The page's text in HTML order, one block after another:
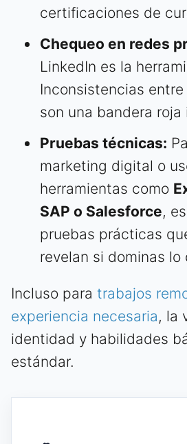
certificaciones de
Chequeo en redes
LinkedIn es la
Inconsistencias
son una bandera roja
Pruebas técnicas:
marketing digital o
herramientas como
SAP o Salesforce,
pruebas prácticas
revelan si dominas lo
Incluso para trabajos
experiencia necesaria, la
identidad y habilidades
estándar.